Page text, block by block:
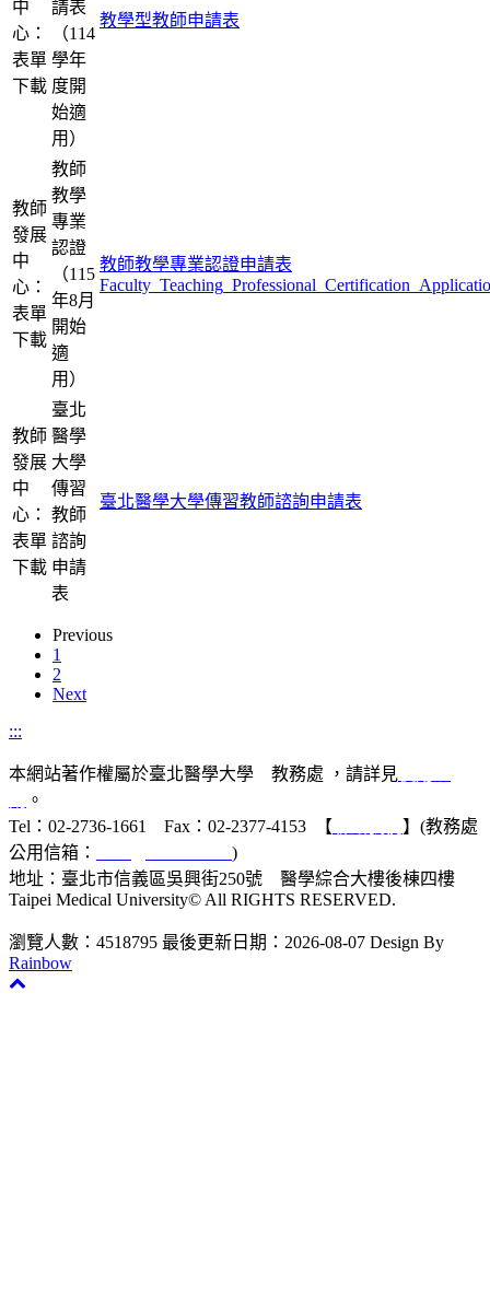
中
心：
表單
下載
請表
（114
學年
度開
始適
用）
教學型教師申請表
教師
發展
中
心：
表單
下載
教師
教學
專業
認證
（115
年8月
開始
適
用）
教師教學專業認證申請表
教師
發展
中
心：
表單
下載
臺北
醫學
大學
傳習
教師
諮詢
申請
表
臺北醫學大學傳習教師諮詢申請表
Previous
1
2
Next
:::
本網站著作權屬於臺北醫學大學 教務處 ，請詳見
。
Tel：02-2736-1661 Fax：02-2377-4153 【
】(教務處
公用信箱：
)
地址：臺北市信義區吳興街250號 醫學綜合大樓後棟四樓
Taipei Medical University© All RIGHTS RESERVED.
瀏覽人數：4518795 最後更新日期：2026-08-07 Design By
Rainbow